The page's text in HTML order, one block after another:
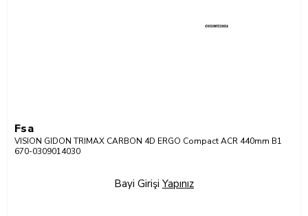
Fsa
VISION GIDON TRIMAX CARBON 4D ERGO Compact ACR 440mm B1
670-0309014030
Bayi Girişi Yapınız